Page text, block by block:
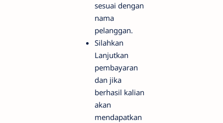
sesuai dengan
nama
pelanggan.
Silahkan
Lanjutkan
pembayaran
dan jika
berhasil kalian
akan
mendapatkan